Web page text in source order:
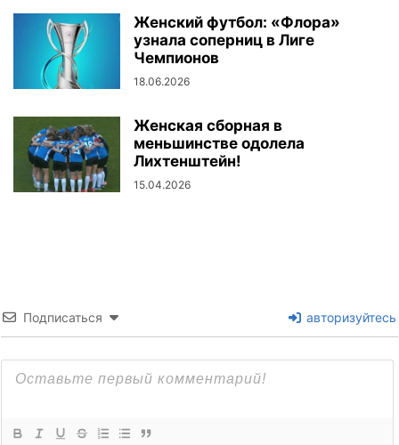
Женский футбол: «Флора»
узнала соперниц в Лиге
Чемпионов
18.06.2026
Женская сборная в
меньшинстве одолела
Лихтенштейн!
15.04.2026
Подписаться авторизуйтесь